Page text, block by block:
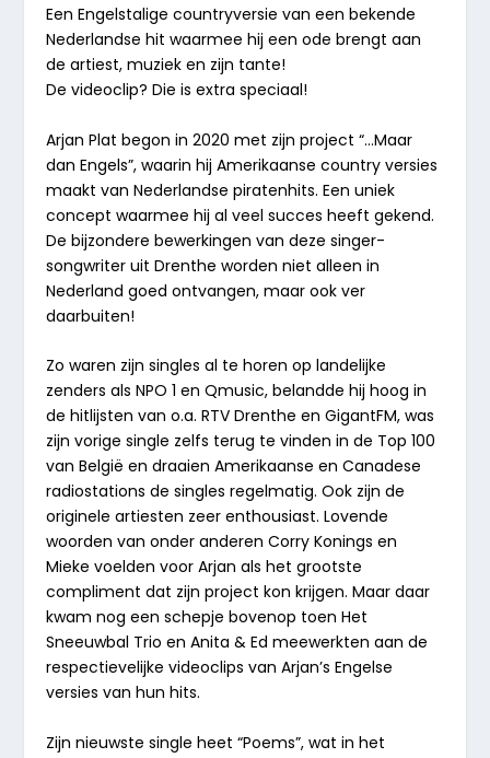
Een Engelstalige countryversie van een bekende
Nederlandse hit waarmee hij een ode brengt aan
de artiest, muziek en zijn tante!
De videoclip? Die is extra speciaal!
Arjan Plat begon in 2020 met zijn project“…Maar
dan Engels”, waarin hij Amerikaanse country versies
maakt van Nederlandse piratenhits. Een uniek
concept waarmee hij al veel succes heeft gekend.
De bijzondere bewerkingen van deze singer-
songwriter uit Drenthe worden niet alleen in
Nederland goed ontvangen, maar ook ver
daarbuiten!
Zo waren zijn singles al te horen op landelijke
zenders alsNPO 1 enQmusic, belandde hijhoog in
de hitlijsten van o.a.RTV Drenthe enGigantFM, was
zijn vorige single zelfs terug te vinden in de Top 100
van België en draaien Amerikaanse en Canadese
radiostations de singles regelmatig. Ook zijn de
originele artiesten zeer enthousiast. Lovende
woorden van onder anderenCorry Konings en
Mieke voelden voor Arjan als het grootste
compliment dat zijn project kon krijgen. Maar daar
kwam nog een schepje bovenop toenHet
Sneeuwbal Trio enAnita & Edmeewerkten aan de
respectievelijke videoclips van Arjan’s Engelse
versies van hun hits.
Zijn nieuwste single heet“Poems”, wat in het